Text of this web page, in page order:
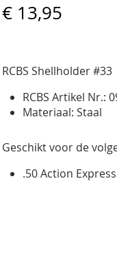
€ 13,95
RCBS Shellholder #33
RCBS Artikel Nr.:
Materiaal: Staal
Geschikt voor de
.50 Action Express